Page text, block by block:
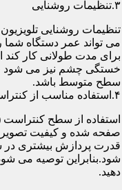
۳.تنظیمات روشنایی
می تواند عمر دستگاه شما
برای مدت طولانی کار
خستگی چشم نیز می شود
سطح متوسط باشد.
۴.استفاده مناسب از کنتراست
صفحه شده و کیفیت
قدرت پردازش بیشتری در
شود.بنابراین توصیه می
دهید.